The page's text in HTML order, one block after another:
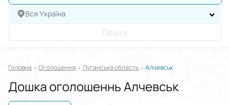
Вся Україна
Пошук
Головна Оголошення Луганська область Алчевськ
Дошка оголошеннь Алчевськ